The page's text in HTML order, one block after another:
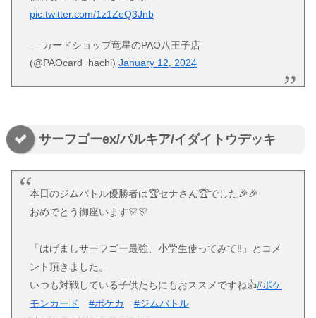
pic.twitter.com/1z1ZeQ3Jnb
— カードショップ竜星のPAO八王子店
(@PAOcard_hachi)January 12, 2024
サーフゴーex/パルキア/イダイトウデッキ
本日のジムバトル優勝者は🏆セナさん🏆でした🎉🎉
おめでとう御座います🎊🎊
「はげましサーフゴー最強、小学生使ってみて‼️」とコメ
ント頂きました。
いつも対戦している子供たちにもおススメですね👍#ポケ
モンカード
#ポケカ
#ジムバトル